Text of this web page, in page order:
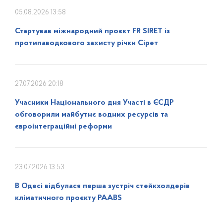
05.08.2026 13:58
Стартував міжнародний проєкт FR SIRET із
протипаводкового захисту річки Сірет
27.07.2026 20:18
Учасники Національного дня Участі в ЄСДР
обговорили майбутнє водних ресурсів та
євроінтеграційні реформи
23.07.2026 13:53
В Одесі відбулася перша зустріч стейкхолдерів
кліматичного проєкту PAABS